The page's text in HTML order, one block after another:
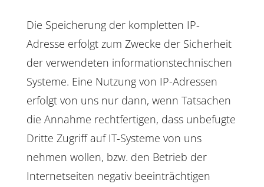
Die Speicherung der kompletten IP-
Adresse erfolgt zum Zwecke der Sicherheit
der verwendeten informationstechnischen
Systeme. Eine Nutzung von IP-Adressen
erfolgt von uns nur dann, wenn Tatsachen
die Annahme rechtfertigen, dass unbefugte
Dritte Zugriff auf IT-Systeme von uns
nehmen wollen, bzw. den Betrieb der
Internetseiten negativ beeinträchtigen